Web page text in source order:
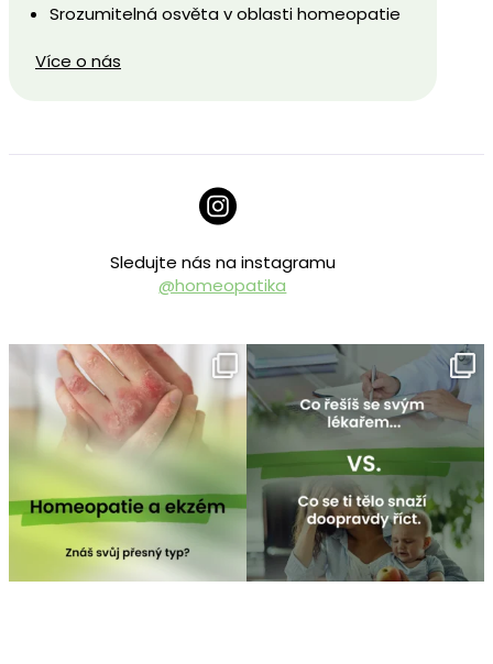
Srozumitelná osvěta v oblasti homeopatie
Více o nás
Sledujte nás na instagramu
@homeopatika
homeopatika.cz
Čvc 25
homeopatika.cz
Čvc 16